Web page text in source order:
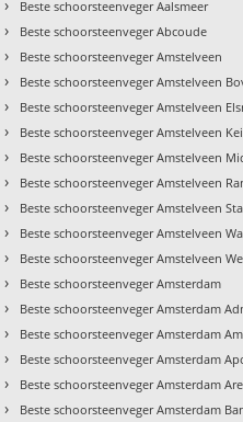
› Beste schoorsteenveger Aalsmeer
› Beste schoorsteenveger Abcoude
› Beste schoorsteenveger Amstelveen
› Beste schoorsteenveger Amstelveen
› Beste schoorsteenveger Amstelveen
› Beste schoorsteenveger Amstelveen
› Beste schoorsteenveger Amstelveen
› Beste schoorsteenveger Amstelveen
› Beste schoorsteenveger Amstelveen
› Beste schoorsteenveger Amstelveen
› Beste schoorsteenveger Amstelveen
› Beste schoorsteenveger Amsterdam
› Beste schoorsteenveger Amsterdam
› Beste schoorsteenveger Amsterdam
› Beste schoorsteenveger Amsterdam
› Beste schoorsteenveger Amsterdam
› Beste schoorsteenveger Amsterdam